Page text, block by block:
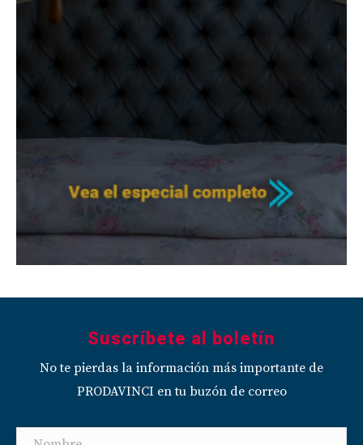
Suscríbete al boletín
No te pierdas la información más importante de
PRODAVINCI en tu buzón de correo